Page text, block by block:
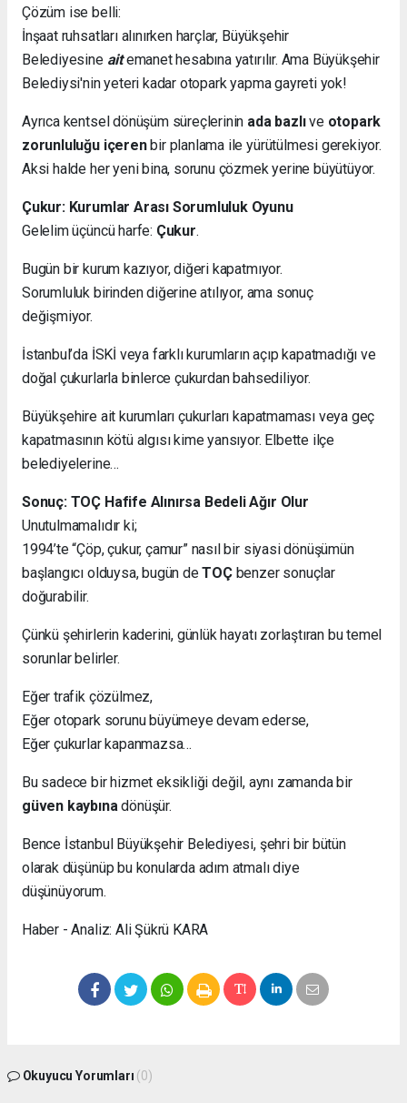
Çözüm ise belli:
İnşaat ruhsatları alınırken harçlar, Büyükşehir
Belediyesine aitemanet hesabına yatırılır. Ama Büyükşehir
Belediysi'nin yeteri kadar otopark yapma gayreti yok!
Ayrıca kentsel dönüşüm süreçlerinin ada bazlıve otopark
zorunluluğu içerenbir planlama ile yürütülmesi gerekiyor.
Aksi halde her yeni bina, sorunu çözmek yerine büyütüyor.
Çukur: Kurumlar Arası Sorumluluk Oyunu
Gelelim üçüncü harfe: Çukur.
Bugün bir kurum kazıyor, diğeri kapatmıyor.
Sorumluluk birinden diğerine atılıyor, ama sonuç
değişmiyor.
İstanbul’da İSKİ veya farklı kurumların açıp kapatmadığı ve
doğal çukurlarla binlerce çukurdan bahsediliyor.
Büyükşehire ait kurumları çukurları kapatmaması veya geç
kapatmasının kötü algısı kime yansıyor. Elbette ilçe
belediyelerine…
Sonuç: TOÇ Hafife Alınırsa Bedeli Ağır Olur
Unutulmamalıdır ki;
1994’te “Çöp, çukur, çamur” nasıl bir siyasi dönüşümün
başlangıcı olduysa, bugün deTOÇbenzer sonuçlar
doğurabilir.
Çünkü şehirlerin kaderini, günlük hayatı zorlaştıran bu temel
sorunlar belirler.
Eğer trafik çözülmez,
Eğer otopark sorunu büyümeye devam ederse,
Eğer çukurlar kapanmazsa…
Bu sadece bir hizmet eksikliği değil, aynı zamanda bir
güven kaybına dönüşür.
Bence İstanbul Büyükşehir Belediyesi, şehri bir bütün
olarak düşünüp bu konularda adım atmalı diye
düşünüyorum.
Haber - Analiz: Ali Şükrü KARA
Okuyucu Yorumları (0)